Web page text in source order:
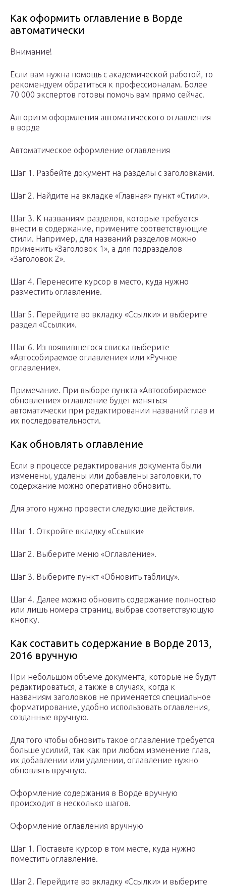
Как оформить оглавление в Ворде
автоматически
Внимание!
Если вам нужна помощь с академической работой, то
рекомендуем обратиться к профессионалам. Более
70 000 экспертов готовы помочь вам прямо сейчас.
Алгоритм оформления автоматического оглавления
в ворде
Автоматическое оформление оглавления
Шаг 1. Разбейте документ на разделы с заголовками.
Шаг 2. Найдите на вкладке «Главная» пункт «Стили».
Шаг 3. К названиям разделов, которые требуется
внести в содержание, примените соответствующие
стили. Например, для названий разделов можно
применить «Заголовок 1», а для подразделов
«Заголовок 2».
Шаг 4. Перенесите курсор в место, куда нужно
разместить оглавление.
Шаг 5. Перейдите во вкладку «Ссылки» и выберите
раздел «Ссылки».
Шаг 6. Из появившегося списка выберите
«Автособираемое оглавление» или «Ручное
оглавление».
Примечание. При выборе пункта «Автособираемое
обновление» оглавление будет меняться
автоматически при редактировании названий глав и
их последовательности.
Как обновлять оглавление
Если в процессе редактирования документа были
изменены, удалены или добавлены заголовки, то
содержание можно оперативно обновить.
Для этого нужно провести следующие действия.
Шаг 1. Откройте вкладку «Ссылки»
Шаг 2. Выберите меню «Оглавление».
Шаг 3. Выберите пункт «Обновить таблицу».
Шаг 4. Далее можно обновить содержание полностью
или лишь номера страниц, выбрав соответствующую
кнопку.
Как составить содержание в Ворде 2013,
2016 вручную
При небольшом объеме документа, которые не будут
редактироваться, а также в случаях, когда к
названиям заголовков не применяется специальное
форматирование, удобно использовать оглавления,
созданные вручную.
Для того чтобы обновить такое оглавление требуется
больше усилий, так как при любом изменение глав,
их добавлении или удалении, оглавление нужно
обновлять вручную.
Оформление содержания в Ворде вручную
происходит в несколько шагов.
Оформление оглавления вручную
Шаг 1. Поставьте курсор в том месте, куда нужно
поместить оглавление.
Шаг 2. Перейдите во вкладку «Ссылки» и выберите